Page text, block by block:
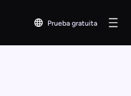
Prueba gratuita